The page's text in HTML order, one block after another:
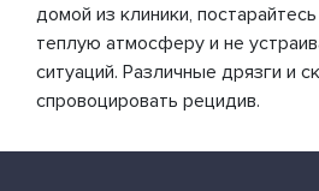
домой из клиники,
теплую атмосферу и не
ситуаций. Различные дрязги и
спровоцировать рецидив.